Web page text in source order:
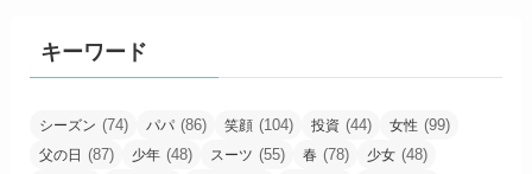
キーワード
シーズン (74) パパ (86) 笑顔 (104) 投資 (44) 女性 (99)
父の日 (87) 少年 (48) スーツ (55) 春 (78) 少女 (48)